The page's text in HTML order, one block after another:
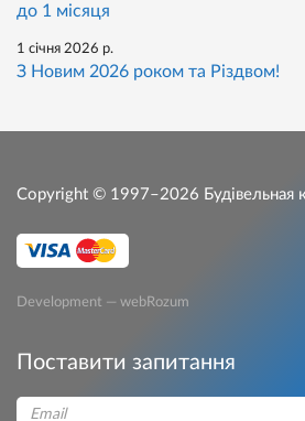
до 1 місяця
1 січня 2026 р.
З Новим 2026 роком та Різдвом!
Copyright © 1997–2026 Будівельная
Development — webRozum
Поставити запитання